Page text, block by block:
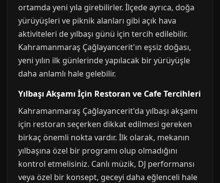
ortamda yeni yıla girebilirler. İlçede ayrıca, doğa
yürüyüşleri ve piknik alanları gibi açık hava
aktiviteleri de yılbaşı günü için tercih edilebilir.
Kahramanmaraş Çağlayancerit'ın eşsiz doğası,
yeni yılın ilk günlerinde yapılacak bir yürüyüşle
daha anlamlı hale gelebilir.
Yılbaşı Akşamı İçin Restoran ve Cafe Tercihleri
Kahramanmaraş Çağlayancerit'da yılbaşı akşamı
için restoran seçerken dikkat edilmesi gereken
birkaç önemli nokta vardır. İlk olarak, mekanın
yılbaşına özel bir programı olup olmadığını
kontrol etmelisiniz. Canlı müzik, DJ performansı
veya özel bir konsept, geceyi daha eğlenceli hale